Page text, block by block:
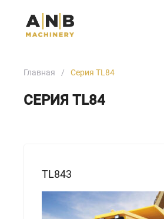
Главная Серия TL84
СЕРИЯ TL84
TL843